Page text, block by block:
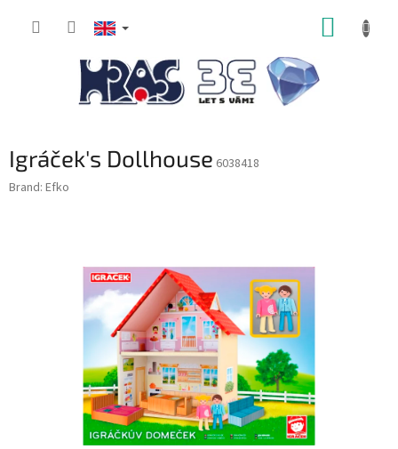
Igráček's Dollhouse 6038418
Brand: Efko